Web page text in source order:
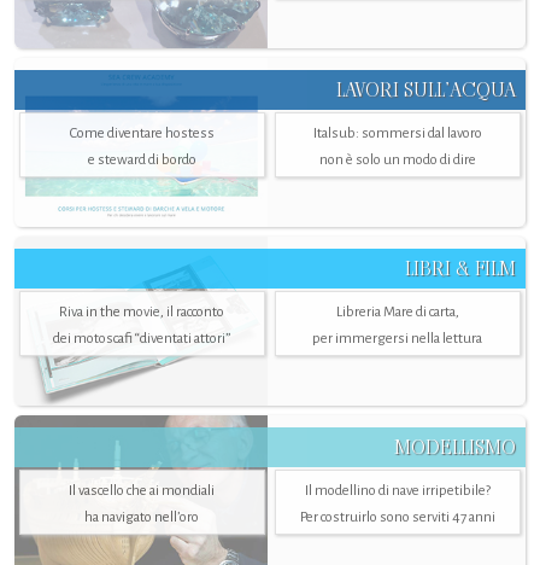
LAVORI SULL’ACQUA
Come diventare hostess
e steward di bordo
Italsub: sommersi dal lavoro
non è solo un modo di dire
LIBRI & FILM
Riva in the movie, il racconto
dei motoscafi “diventati attori”
Libreria Mare di carta,
per immergersi nella lettura
MODELLISMO
Il vascello che ai mondiali
ha navigato nell’oro
Il modellino di nave irripetibile?
Per costruirlo sono serviti 47 anni